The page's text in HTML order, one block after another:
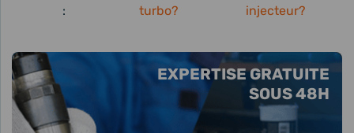
EXPERTISE GRATUITE
SOUS 48H
:
turbo?
injecteur?